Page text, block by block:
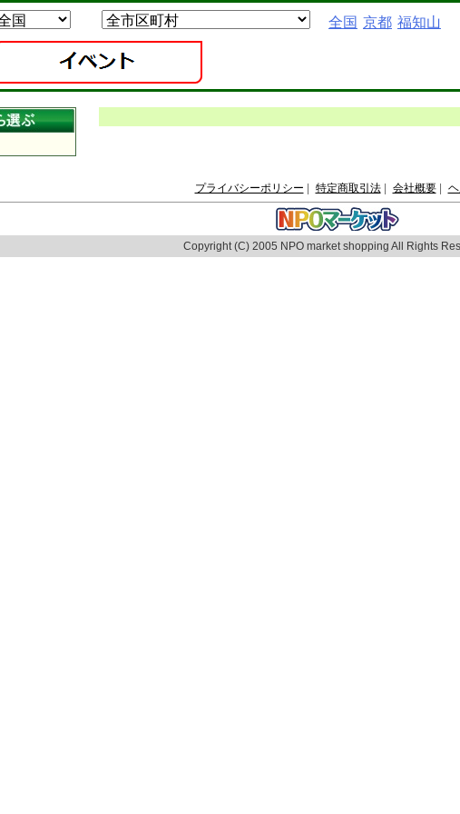
全国 京都 福知山
プライバシーポリシー 特定商取引法| 会社概要|
Copyright (C) 2005 NPO market shopping All Rights